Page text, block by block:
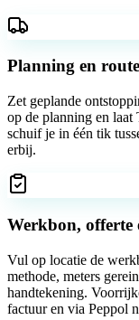
Planning en
Zet geplande
op de planning en laat
schuif je in één tik
erbij.
Werkbon, offerte
Vul op locatie de
methode, meters
handtekening.
factuur en via Peppol